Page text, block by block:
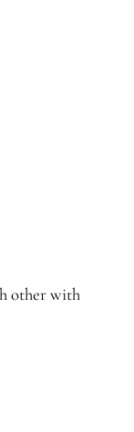
other with